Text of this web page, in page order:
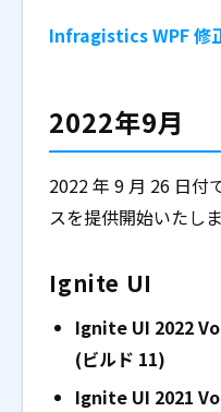
Infragistics WPF 修
2022年9月
2022 年 9 月 26 日付
スを提供開始いたしま
Ignite UI
Ignite UI 2022
(ビルド 11)
Ignite UI 2021